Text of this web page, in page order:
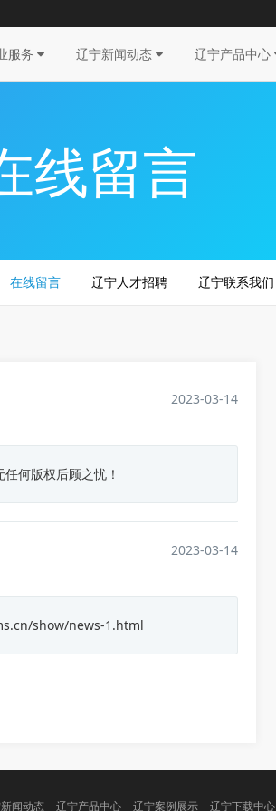
服务 辽宁新闻动态 辽宁产品中心
线留言
在线留言 辽宁人才招聘 辽宁联系我们
2023-03-14
何版权后顾之忧！
2023-03-14
show/news-1.html
闻动态 辽宁产品中心 辽宁案例展示 辽宁下载中心